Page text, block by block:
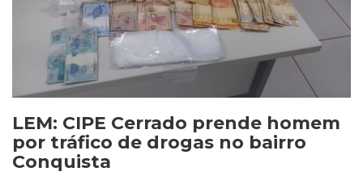
LEM: CIPE Cerrado prende homem
por tráfico de drogas no bairro
Conquista